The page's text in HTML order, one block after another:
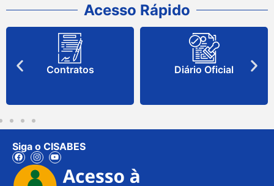
Acesso Rápido
Contratos Diário Oficial
Siga o CISABES